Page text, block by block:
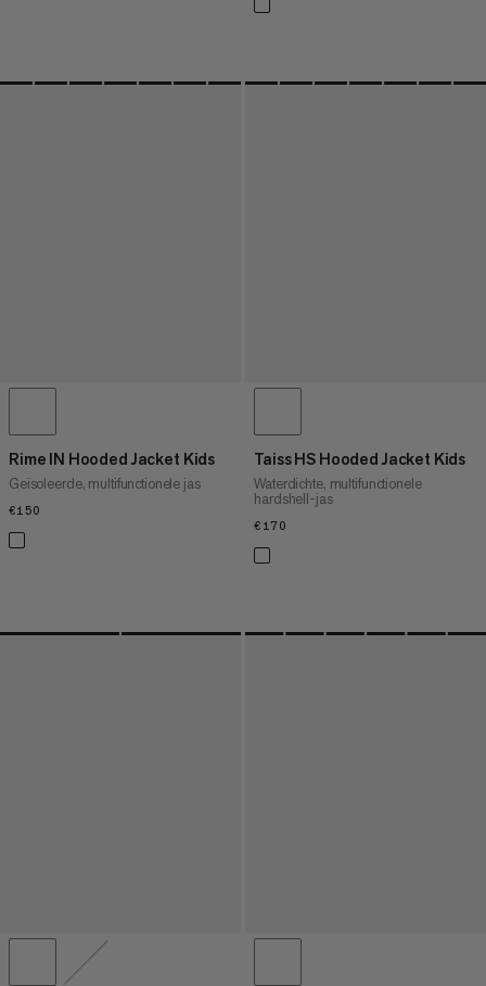
Rime IN Hooded Jacket Kids
Geïsoleerde, multifunctionele jas
€150
Taiss HS Hooded Jacket Kids
Waterdichte, multifunctionele
hardshell-jas
€170